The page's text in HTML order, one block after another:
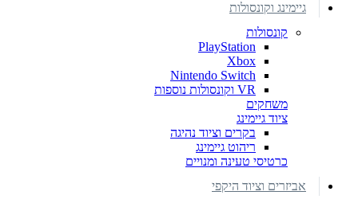
גיימינג וקונסולות
קונסולות
PlayStation
Xbox
Nintendo Switch
VR וקונסולות נוספות
משחקים
ציוד גיימינג
בקרים וציוד נהיגה
ריהוט גיימינג
כרטיסי טעינה ומנויים
אביזרים וציוד היקפי